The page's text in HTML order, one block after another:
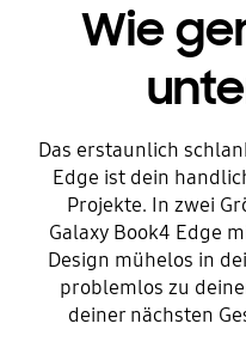
Wie
Das erstaunlich
Edge ist dein
Projekte. In zwei
Galaxy Book4 Edge
Design mühelos in
problemlos zu
deiner nächsten